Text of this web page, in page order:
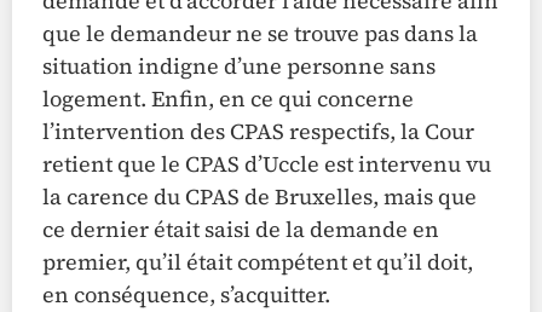
que le demandeur ne se trouve pas dans la
situation indigne d’une personne sans
logement. Enfin, en ce qui concerne
l’intervention des CPAS respectifs, la Cour
retient que le CPAS d’Uccle est intervenu vu
la carence du CPAS de Bruxelles, mais que
ce dernier était saisi de la demande en
premier, qu’il était compétent et qu’il doit,
en conséquence, s’acquitter.